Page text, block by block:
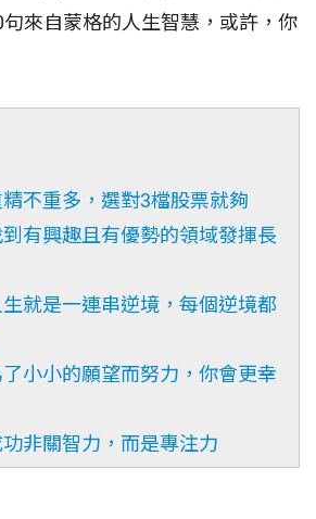
來自蒙格的人生智慧，或許，你
不重多，選對3檔股票就夠
有興趣且有優勢的領域發揮長
就是一連串逆境，每個逆境都
小小的願望而努力，你會更幸
非關智力，而是專注力